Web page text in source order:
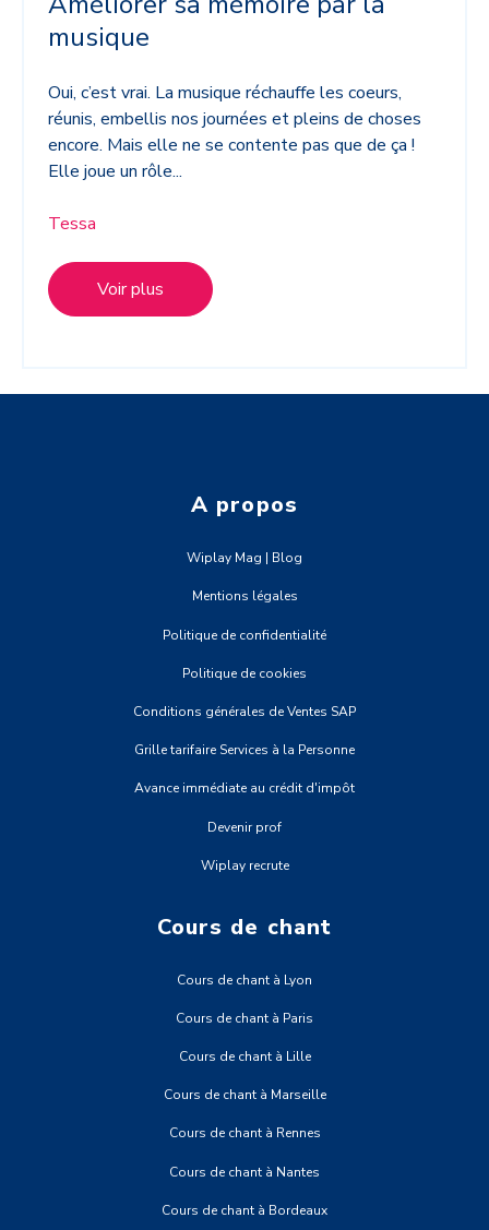
musique
Oui, c’est vrai. La musique réchauffe les coeurs,
réunis, embellis nos journées et pleins de choses
encore. Mais elle ne se contente pas que de ça !
Elle joue un rôle...
Tessa
Voir plus
A propos
Wiplay Mag | Blog
Mentions légales
Politique de confidentialité
Politique de cookies
Conditions générales de Ventes SAP
Grille tarifaire Services à la Personne
Avance immédiate au crédit d'impôt
Devenir prof
Wiplay recrute
Cours de chant
Cours de chant à Lyon
Cours de chant à Paris
Cours de chant à Lille
Cours de chant à Marseille
Cours de chant à Rennes
Cours de chant à Nantes
Cours de chant à Bordeaux